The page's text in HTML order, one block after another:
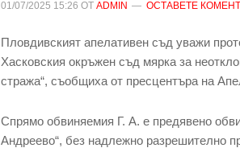
01/07/2025 15:26 ОТ ADMIN ОСТАВЕТЕ
Пловдивският апелативен съд уважи
Хасковския окръжен съд мярка за
стража“, съобщиха от пресцентъра на
Спрямо обвиняемия Г. А. е предявено
Андреево“, без надлежно разрешително